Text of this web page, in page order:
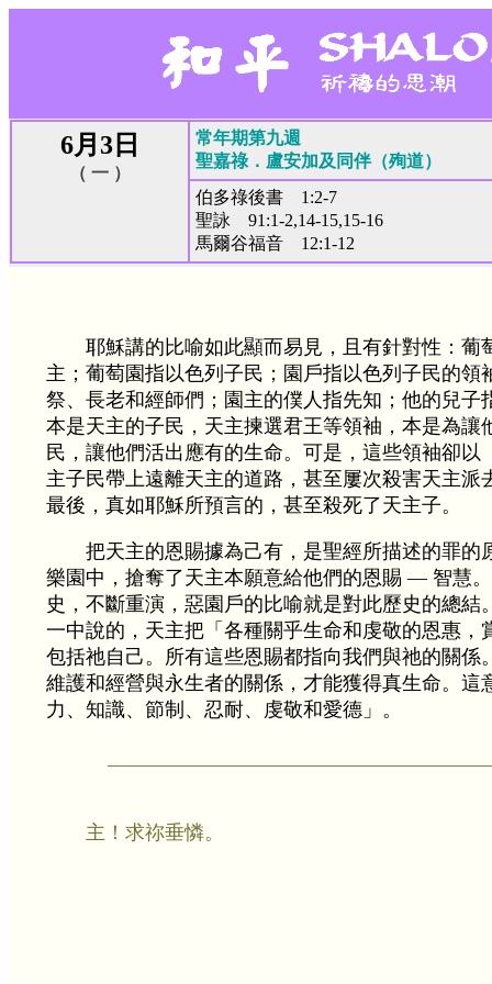
6月3日
（ 一 ）
常年期第九週
聖嘉祿．盧安加及同伴（殉道）
伯多祿後書 1:2-7
聖詠 91:1-2,14-15,15-16
馬爾谷福音 12:1-12
耶穌講的比喻如此顯而易見，且有針對性：葡
主；葡萄園指以色列子民；園戶指以色列子民的領
祭、長老和經師們；園主的僕人指先知；他的兒子
本是天主的子民，天主揀選君王等領袖，本是為讓
民，讓他們活出應有的生命。可是，這些領袖卻以
主子民帶上遠離天主的道路，甚至屢次殺害天主派
最後，真如耶穌所預言的，甚至殺死了天主子。
把天主的恩賜據為己有，是聖經所描述的罪的
樂園中，搶奪了天主本願意給他們的恩賜 — 智慧
史，不斷重演，惡園戶的比喻就是對此歷史的總結
一中說的，天主把「各種關乎生命和虔敬的恩惠，
包括祂自己。所有這些恩賜都指向我們與祂的關係
維護和經營與永生者的關係，才能獲得真生命。這
力、知識、節制、忍耐、虔敬和愛德」。
主！求祢垂憐。